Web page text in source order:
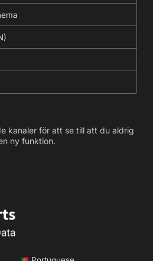
kanaler för att se till att du aldrig
ny funktion.